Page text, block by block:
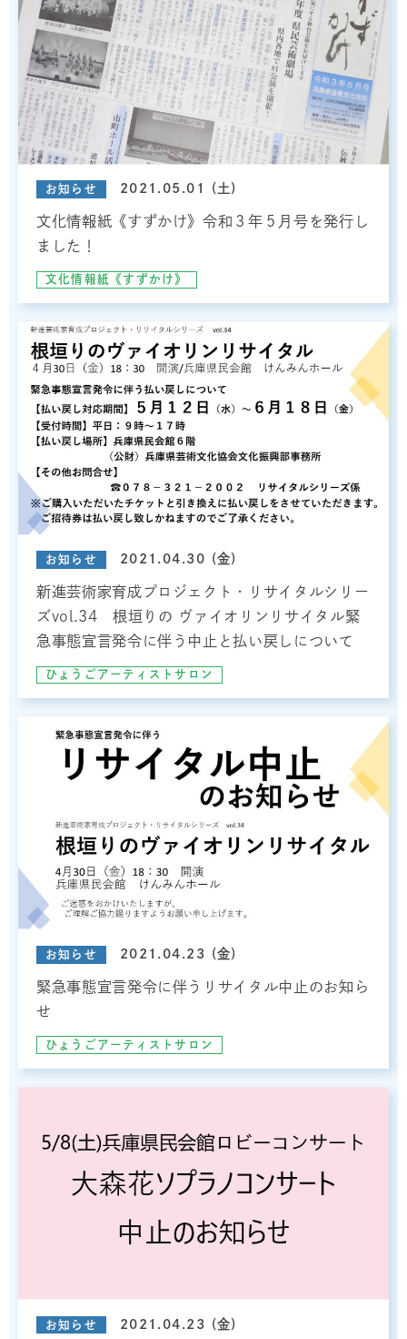
お知らせ 2021.05.01 (土)
文化情報紙《すずかけ》令和３年５月号を発行し
ました！
文化情報紙《すずかけ》
お知らせ 2021.04.30 (金)
新進芸術家育成プロジェクト・リサイタルシリー
ズvol.34 根垣りの ヴァイオリンリサイタル緊
急事態宣言発令に伴う中止と払い戻しについて
ひょうごアーティストサロン
お知らせ 2021.04.23 (金)
緊急事態宣言発令に伴うリサイタル中止のお知ら
せ
ひょうごアーティストサロン
お知らせ 2021.04.23 (金)